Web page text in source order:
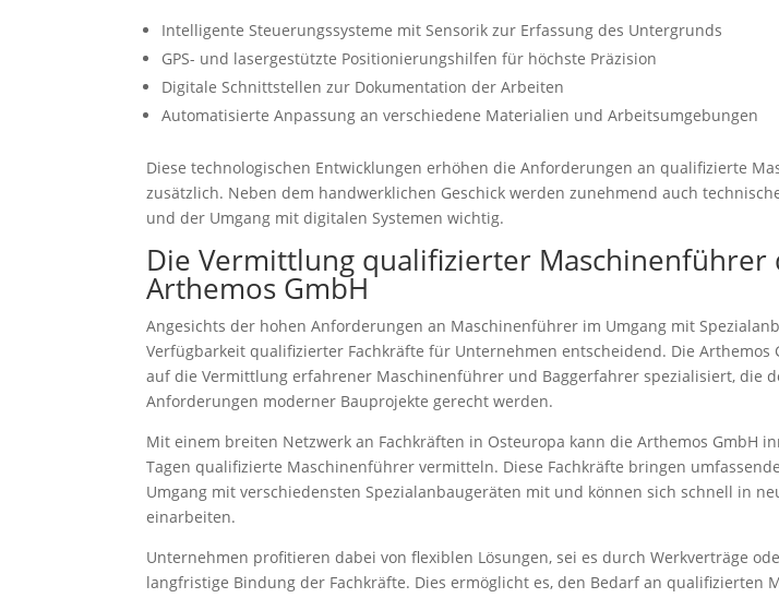
Intelligente Steuerungssysteme mit Sensorik zur Erfassung des Untergrunds
GPS- und lasergestützte Positionierungshilfen für höchste Präzision
Digitale Schnittstellen zur Dokumentation der Arbeiten
Automatisierte Anpassung an verschiedene Materialien und Arbeitsumgebungen
Diese technologischen Entwicklungen erhöhen die Anforderungen an qualifizierte
zusätzlich. Neben dem handwerklichen Geschick werden zunehmend auch
und der Umgang mit digitalen Systemen wichtig.
Die Vermittlung qualifizierter Maschinenführer
Arthemos GmbH
Angesichts der hohen Anforderungen an Maschinenführer im Umgang mit
Verfügbarkeit qualifizierter Fachkräfte für Unternehmen entscheidend. Die Arthemos
auf die Vermittlung erfahrener Maschinenführer und Baggerfahrer spezialisiert, die
Anforderungen moderner Bauprojekte gerecht werden.
Mit einem breiten Netzwerk an Fachkräften in Osteuropa kann die Arthemos GmbH
Tagen qualifizierte Maschinenführer vermitteln. Diese Fachkräfte bringen
Umgang mit verschiedensten Spezialanbaugeräten mit und können sich schnell in
einarbeiten.
Unternehmen profitieren dabei von flexiblen Lösungen, sei es durch Werkverträge
langfristige Bindung der Fachkräfte. Dies ermöglicht es, den Bedarf an qualifizierten